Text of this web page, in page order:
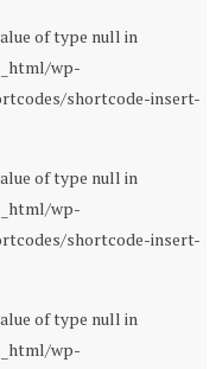
of type null in
wp-
shortcode-insert-
of type null in
wp-
shortcode-insert-
of type null in
wp-